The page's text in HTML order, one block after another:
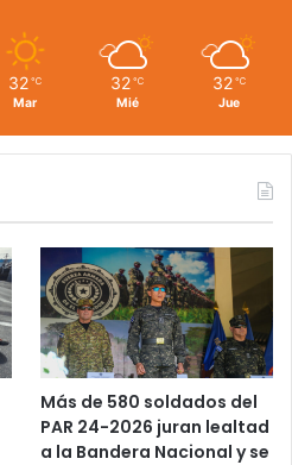
32 ℃
Mar
32 ℃
Mié
32 ℃
Jue
Más de 580 soldados del
PAR 24-2026 juran lealtad
a la Bandera Nacional y se